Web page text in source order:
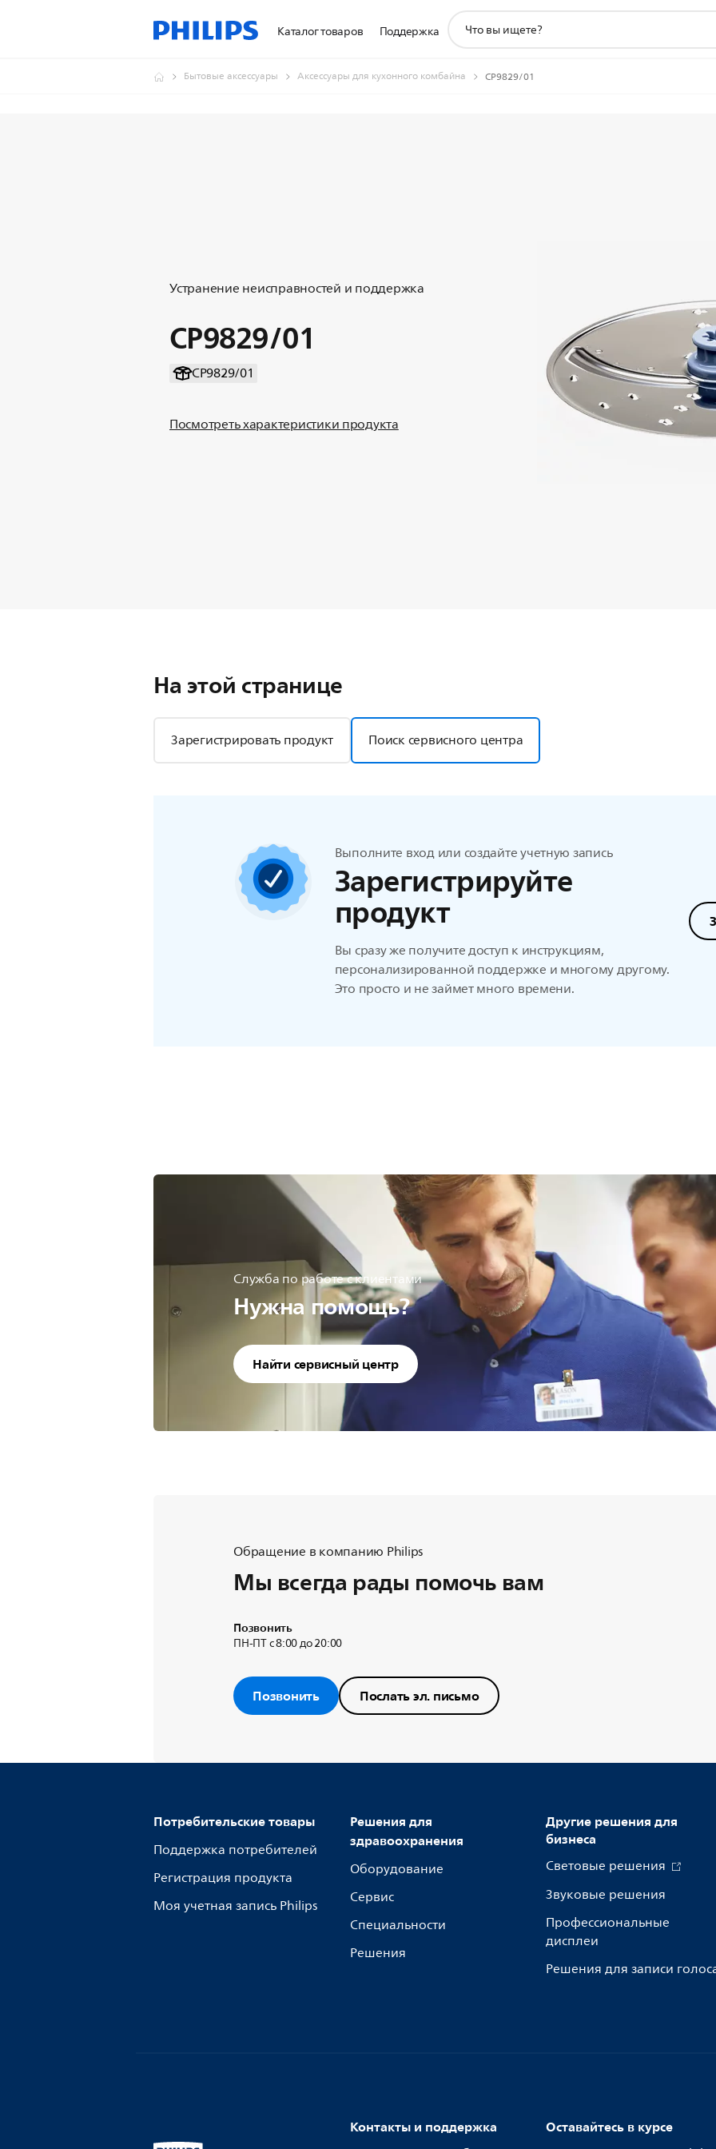
Каталог товаров Поддержка
поддержки
Бытовые аксессуары Аксессуары для кухонного комбайна CP9829/01
Устранение неисправностей и поддержка
CP9829/01
CP9829/01
Посмотреть характеристики продукта
На этой странице
Зарегистрировать продукт Поиск сервисного центра
Выполните вход или создайте учетную запись
Зарегистрируйте
продукт
Вы сразу же получите доступ к инструкциям,
персонализированной поддержке и многому другому.
Это просто и не займет много времени.
Служба по работе с клиентами
Нужна помощь?
Найти сервисный центр
Обращение в компанию Philips
Мы всегда рады помочь вам
Позвонить
ПН-ПТ с 8:00 до 20:00
Позвонить Послать эл. письмо
Потребительские товары
Поддержка потребителей
Регистрация продукта
Моя учетная запись Philips
Решения для
здравоохранения
Оборудование
Сервис
Специальности
Решения
Другие решения для
бизнеса
Световые решения
Звуковые решения
Профессиональные
дисплеи
Решения для записи
Контакты и поддержка Оставайтесь в курсе